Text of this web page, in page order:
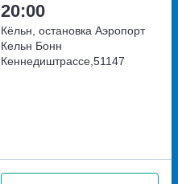
20:00
Кёльн, остановка Аэропорт
Кельн Бонн
Кеннедиштрассе,51147